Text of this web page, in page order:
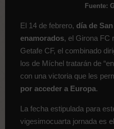
Fuente:
El 14 de febrero, día de
enamorados, el Girona FC
Getafe CF, el combinado
los de Míchel tratarán de
con una victoria que les
por acceder a Europa.
La fecha estipulada para
vigesimocuarta jornada es el